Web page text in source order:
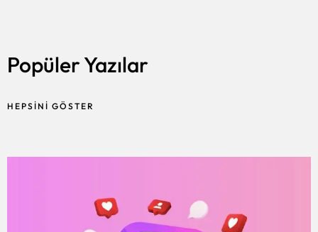
Popüler Yazılar
HEPSINI GÖSTER